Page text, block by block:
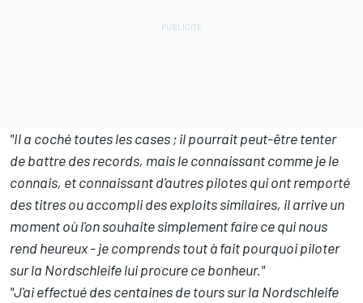
"Il a coché toutes les cases ; il pourrait peut-être tenter
de battre des records, mais le connaissant comme je le
connais, et connaissant d'autres pilotes qui ont remporté
des titres ou accompli des exploits similaires, il arrive un
moment où l'on souhaite simplement faire ce qui nous
rend heureux - je comprends tout à fait pourquoi piloter
sur la Nordschleife lui procure ce bonheur."
"J'ai effectué des centaines de tours sur la Nordschleife